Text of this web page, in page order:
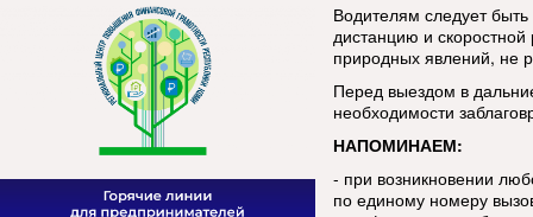
Водителям следует
дистанцию и
природных явлений, не
Перед выездом в
необходимости
НАПОМИНАЕМ:
- при возникновении
по единому номеру